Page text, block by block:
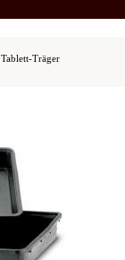
Tablett-Träger